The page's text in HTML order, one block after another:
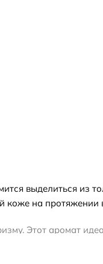
выделиться из
коже на протяжении
Этот аромат